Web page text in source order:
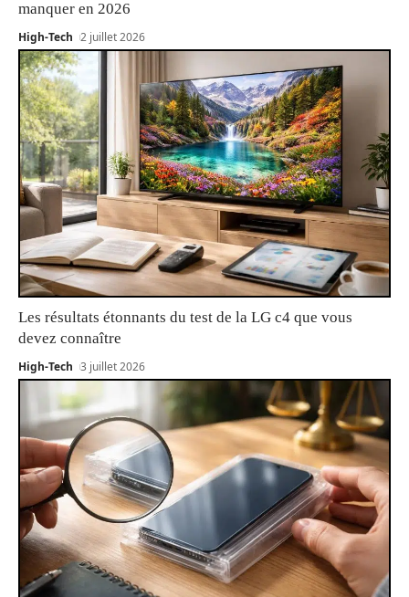
manquer en 2026
High-Tech 2 juillet 2026
Les résultats étonnants du test de la LG c4 que vous
devez connaître
High-Tech 3 juillet 2026